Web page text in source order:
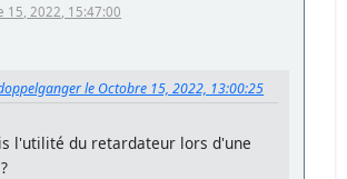
15, 2022, 15:47:00
le Octobre 15, 2022, 13:00:25
l'utilité du retardateur lors d'une